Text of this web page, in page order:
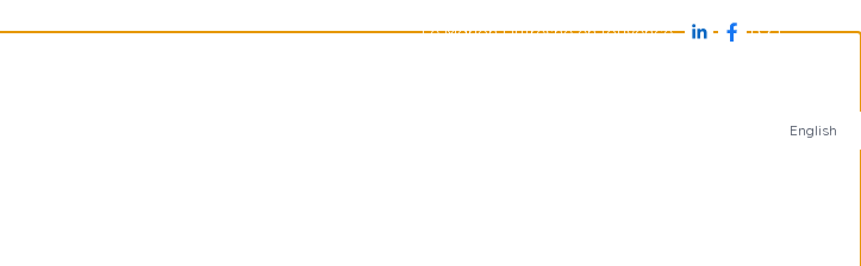
Le Marion Dufresne en jouvence
English